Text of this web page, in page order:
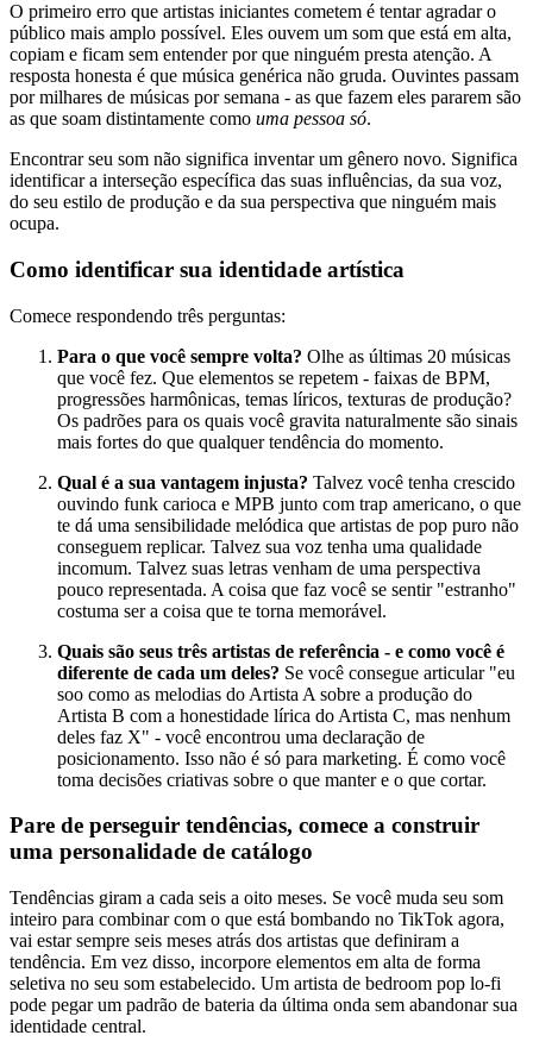
O primeiro erro que artistas iniciantes cometem é tentar agradar o
público mais amplo possível. Eles ouvem um som que está em alta,
copiam e ficam sem entender por que ninguém presta atenção. A
resposta honesta é que música genérica não gruda. Ouvintes passam
por milhares de músicas por semana - as que fazem eles pararem são
as que soam distintamente como uma pessoa só.
Encontrar seu som não significa inventar um gênero novo. Significa
identificar a interseção específica das suas influências, da sua voz,
do seu estilo de produção e da sua perspectiva que ninguém mais
ocupa.
Como identificar sua identidade artística
Comece respondendo três perguntas:
Para o que você sempre volta? Olhe as últimas 20 músicas
que você fez. Que elementos se repetem - faixas de BPM,
progressões harmônicas, temas líricos, texturas de produção?
Os padrões para os quais você gravita naturalmente são sinais
mais fortes do que qualquer tendência do momento.
Qual é a sua vantagem injusta? Talvez você tenha crescido
ouvindo funk carioca e MPB junto com trap americano, o que
te dá uma sensibilidade melódica que artistas de pop puro não
conseguem replicar. Talvez sua voz tenha uma qualidade
incomum. Talvez suas letras venham de uma perspectiva
pouco representada. A coisa que faz você se sentir "estranho"
costuma ser a coisa que te torna memorável.
Quais são seus três artistas de referência - e como você é
diferente de cada um deles? Se você consegue articular "eu
soo como as melodias do Artista A sobre a produção do
Artista B com a honestidade lírica do Artista C, mas nenhum
deles faz X" - você encontrou uma declaração de
posicionamento. Isso não é só para marketing. É como você
toma decisões criativas sobre o que manter e o que cortar.
Pare de perseguir tendências, comece a construir
uma personalidade de catálogo
Tendências giram a cada seis a oito meses. Se você muda seu som
inteiro para combinar com o que está bombando no TikTok agora,
vai estar sempre seis meses atrás dos artistas que definiram a
tendência. Em vez disso, incorpore elementos em alta de forma
seletiva no seu som estabelecido. Um artista de bedroom pop lo-fi
pode pegar um padrão de bateria da última onda sem abandonar sua
identidade central.